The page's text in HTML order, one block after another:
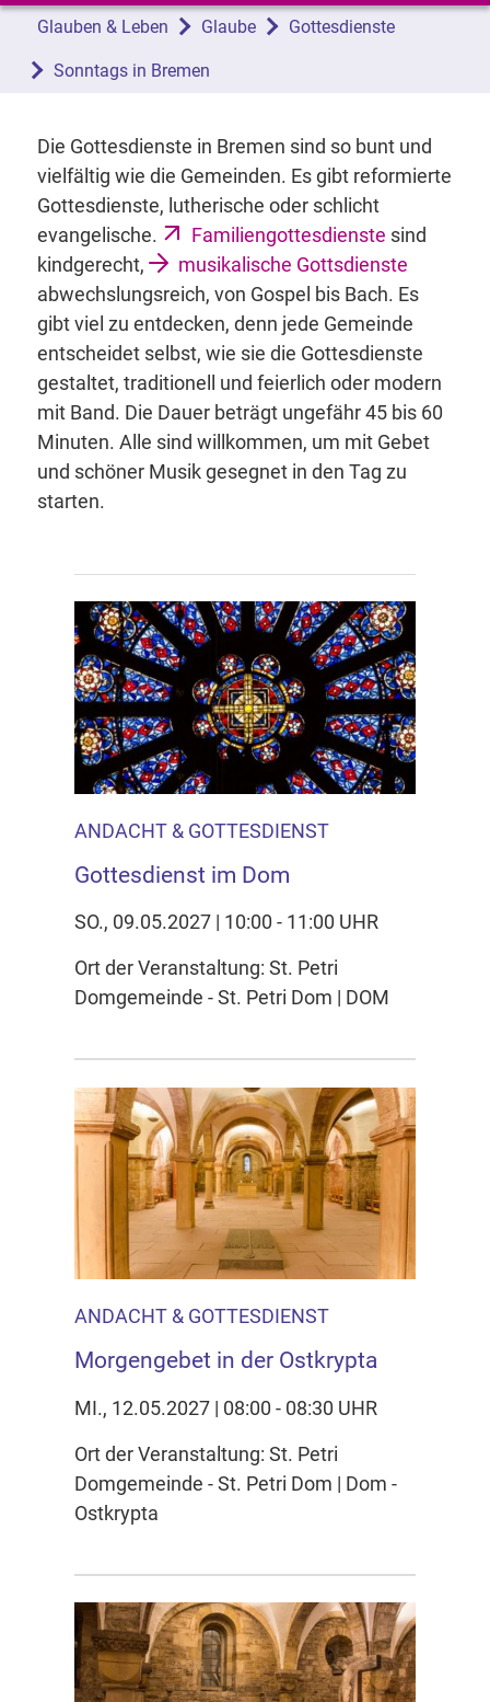
Glauben & Leben Glaube Gottesdienste
Sonntags in Bremen
Die Gottesdienste in Bremen sind so bunt und
vielfältig wie die Gemeinden. Es gibt reformierte
Gottesdienste, lutherische oder schlicht
evangelische.
Familiengottesdienste sind
kindgerecht,
musikalische Gottsdienste
abwechslungsreich, von Gospel bis Bach. Es
gibt viel zu entdecken, denn jede Gemeinde
entscheidet selbst, wie sie die Gottesdienste
gestaltet, traditionell und feierlich oder modern
mit Band. Die Dauer beträgt ungefähr 45 bis 60
Minuten. Alle sind willkommen, um mit Gebet
und schöner Musik gesegnet in den Tag zu
starten.
ANDACHT & GOTTESDIENST
Gottesdienst im Dom
SO., 09.05.2027 | 10:00 - 11:00 UHR
Ort der Veranstaltung: St. Petri
Domgemeinde - St. Petri Dom | DOM
ANDACHT & GOTTESDIENST
Morgengebet in der Ostkrypta
MI., 12.05.2027 | 08:00 - 08:30 UHR
Ort der Veranstaltung: St. Petri
Domgemeinde - St. Petri Dom | Dom -
Ostkrypta